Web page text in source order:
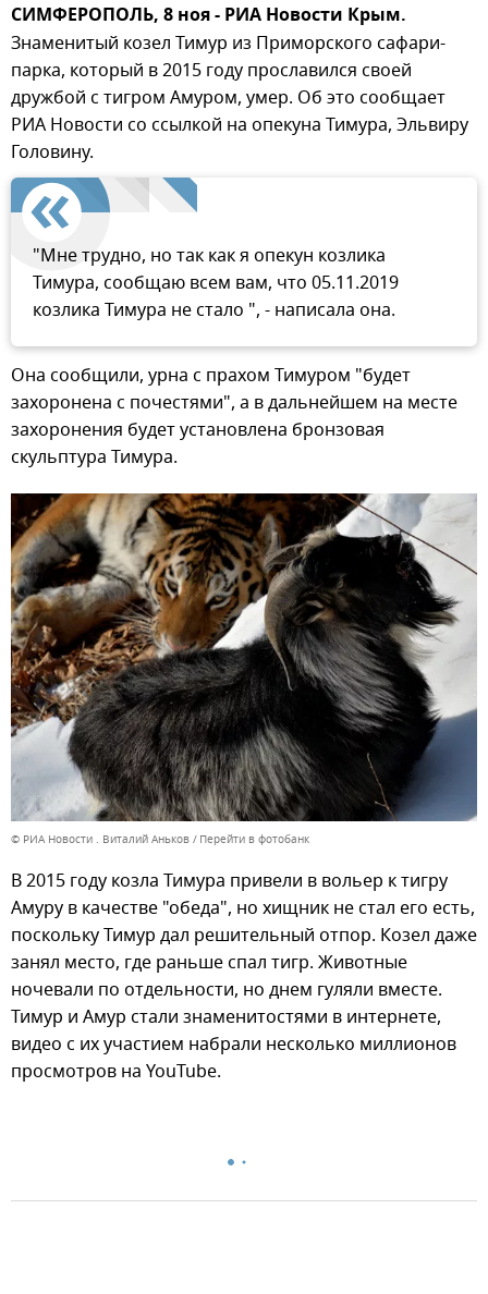
СИМФЕРОПОЛЬ, 8 ноя - РИА Новости Крым.
Знаменитый козел Тимур из Приморского сафари-
парка, который в 2015 году прославился своей
дружбой с тигром Амуром, умер. Об это сообщает
РИА Новости со ссылкой на опекуна Тимура, Эльвиру
Головину.
"Мне трудно, но так как я опекун козлика
Тимура, сообщаю всем вам, что 05.11.2019
козлика Тимура не стало ", - написала она.
Она сообщили, урна с прахом Тимуром "будет
захоронена с почестями", а в дальнейшем на месте
захоронения будет установлена бронзовая
скульптура Тимура.
© РИА Новости . Виталий Аньков Перейти в фотобанк
В 2015 году козла Тимура привели в вольер к тигру
Амуру в качестве "обеда", но хищник не стал его есть,
поскольку Тимур дал решительный отпор. Козел даже
занял место, где раньше спал тигр. Животные
ночевали по отдельности, но днем гуляли вместе.
Тимур и Амур стали знаменитостями в интернете,
видео с их участием набрали несколько миллионов
просмотров на YouTube.